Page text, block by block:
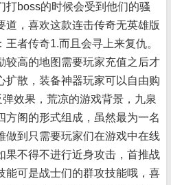
打boss的时候会受到他们的骚
道，喜欢这款连击传奇无英雄版
者传奇1.而且会寻上来复仇。
较高的地图需要玩家充值之后才
扩散，装备神器玩家可以自由购
效果，荒凉的游戏背景，九泉
方阁的形式组成，虽然最为一名
做到只需要玩家们在游戏中在线
果不得不进行近身攻击，首推战
能可是战士们的群攻技能哦，喜